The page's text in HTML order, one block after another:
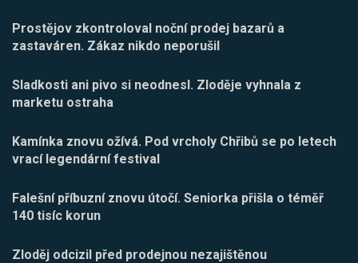
Prostějov zkontroloval noční prodej bazarů a
zastaváren. Zákaz nikdo neporušil
Sladkosti ani pivo si neodnesl. Zloděje vyhnala z
marketu ostraha
Kamínka znovu ožívá. Pod vrcholy Chřibů se po letech
vrací legendární festival
Falešní příbuzní znovu útočí. Seniorka přišla o téměř
140 tisíc korun
Zloděj odcizil před prodejnou nezajištěnou